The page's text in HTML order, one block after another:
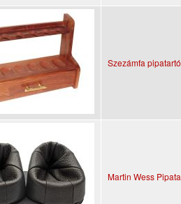
Szezámfa
Martin Wess